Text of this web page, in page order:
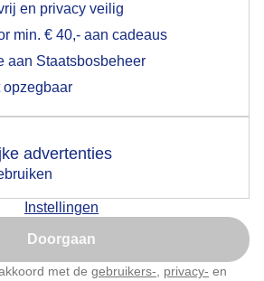
en privacy veilig
min. € 40,- aan cadeaus
aan Staatsbosbeheer
opzegbaar
advertenties
Instellingen
Doorgaan
met de gebruikers- privacy- en
30-01-2026, 30x bekeken
geen akkoord op hebt gegeven,
een pop-up uit je browser waarin
toon de popup
niet, misschien later
om dit aan te passen